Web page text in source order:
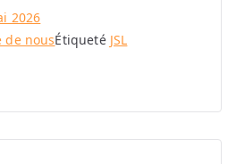
2026
de nousÉtiqueté JSL